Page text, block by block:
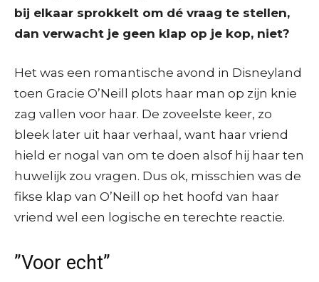
bij elkaar sprokkelt om dé vraag te stellen,
dan verwacht je geen klap op je kop, niet?
Het was een romantische avond in Disneyland
toen Gracie O’Neill plots haar man op zijn knie
zag vallen voor haar. De zoveelste keer, zo
bleek later uit haar verhaal, want haar vriend
hield er nogal van om te doen alsof hij haar ten
huwelijk zou vragen. Dus ok, misschien was de
fikse klap van O’Neill op het hoofd van haar
vriend wel een logische en terechte reactie.
”Voor echt”